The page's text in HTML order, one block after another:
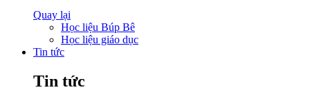
Quay lại
Học liệu Búp Bê
Học liệu giáo dục
Tin tức
Tin tức